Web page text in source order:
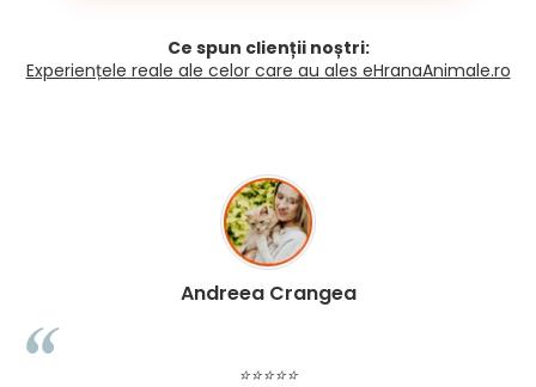
Ce spun clienții noștri:
Experiențele reale ale celor care au ales eHranaAnimale.ro
Madalina Stancea